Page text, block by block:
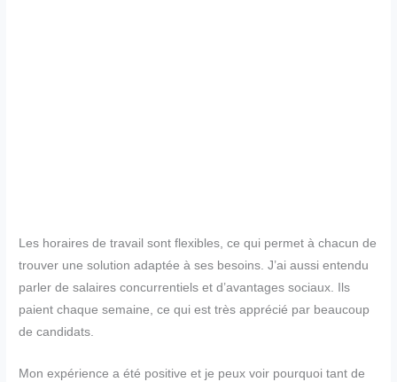
Les horaires de travail sont flexibles, ce qui permet à chacun de
trouver une solution adaptée à ses besoins. J’ai aussi entendu
parler de salaires concurrentiels et d’avantages sociaux. Ils
paient chaque semaine, ce qui est très apprécié par beaucoup
de candidats.
Mon expérience a été positive et je peux voir pourquoi tant de